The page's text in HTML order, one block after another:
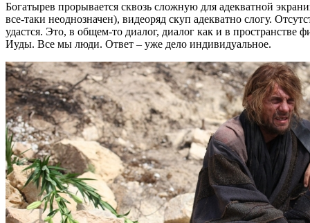
Богатырев прорывается сквозь сложную для адекватной
все-таки неоднозначен), видеоряд скуп адекватно слогу.
удастся. Это, в общем-то диалог, диалог как и в пространстве
Иуды. Все мы люди. Ответ – уже дело индивидуальное.